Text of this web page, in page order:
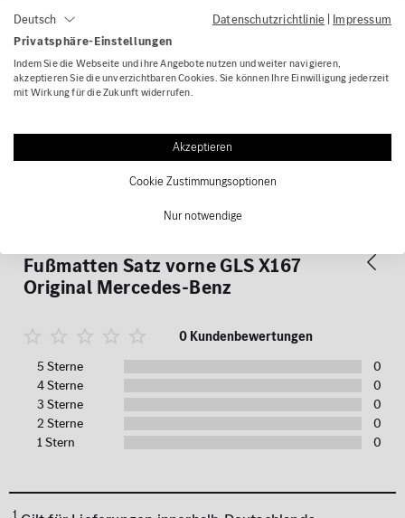
Gefahrenhinweise
Lieferumfang
Kompatible Fahrzeuge
Fußmatten Satz vorne GLS X167
Original Mercedes-Benz
0 Kundenbewertungen
5 Sterne
0
4 Sterne
0
3 Sterne
0
2 Sterne
0
1 Stern
0
1
Deutsch Datenschutzrichtlinie | Impressum
Privatsphäre-Einstellungen
Indem Sie die Webseite und ihre Angebote nutzen und weiter navigieren,
akzeptieren Sie die unverzichtbaren Cookies. Sie können Ihre Einwilligung jederzeit
mit Wirkung für die Zukunft widerrufen.
Akzeptieren
Cookie Zustimmungsoptionen
Nur notwendige